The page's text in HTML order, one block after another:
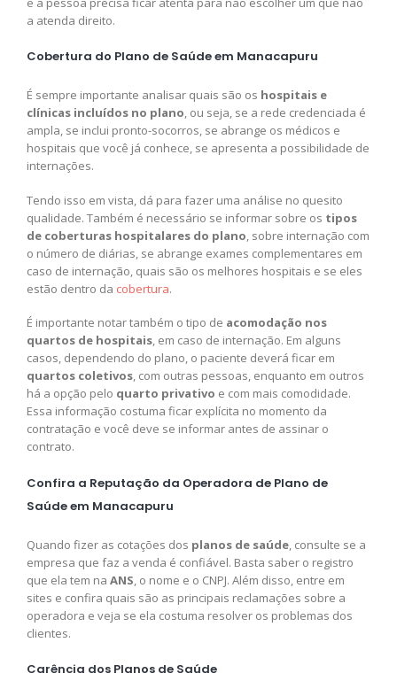
a atenda direito.
Cobertura do Plano de Saúde em Manacapuru
É sempre importante analisar quais são os hospitais e
clínicas incluídos no plano, ou seja, se a rede credenciada é
ampla, se inclui pronto-socorros, se abrange os médicos e
hospitais que você já conhece, se apresenta a possibilidade de
internações.
Tendo isso em vista, dá para fazer uma análise no quesito
qualidade. Também é necessário se informar sobre os tipos
de coberturas hospitalares do plano, sobre internação com
o número de diárias, se abrange exames complementares em
caso de internação, quais são os melhores hospitais e se eles
estão dentro da cobertura.
É importante notar também o tipo de acomodação nos
quartos de hospitais, em caso de internação. Em alguns
casos, dependendo do plano, o paciente deverá ficar em
quartos coletivos, com outras pessoas, enquanto em outros
há a opção pelo quarto privativo e com mais comodidade.
Essa informação costuma ficar explícita no momento da
contratação e você deve se informar antes de assinar o
contrato.
Confira a Reputação da Operadora de Plano de
Saúde em Manacapuru
Quando fizer as cotações dos planos de saúde, consulte se a
empresa que faz a venda é confiável. Basta saber o registro
que ela tem na ANS, o nome e o CNPJ. Além disso, entre em
sites e confira quais são as principais reclamações sobre a
operadora e veja se ela costuma resolver os problemas dos
clientes.
Carência dos Planos de Saúde